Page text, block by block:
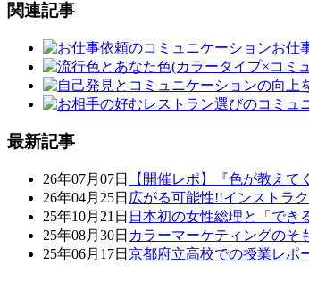
関連記事
お仕
最新記事
26年07月07日
【開催レポ】『色が教えて
26年04月25日 広がる可能性!!インストラ
25年10月21日 日本初の女性総理と「でき
25年08月30日 カラーマーケティングのそ
25年06月17日 京都府立高校での授業レポ